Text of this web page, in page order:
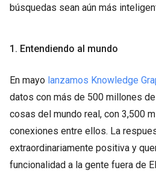
búsquedas sean aún más
1. Entendiendo al mundo
En mayo lanzamos Knowledge
datos con más de 500 millones
cosas del mundo real, con 3,500
conexiones entre ellos. La
extraordinariamente positiva y
funcionalidad a la gente fuera de